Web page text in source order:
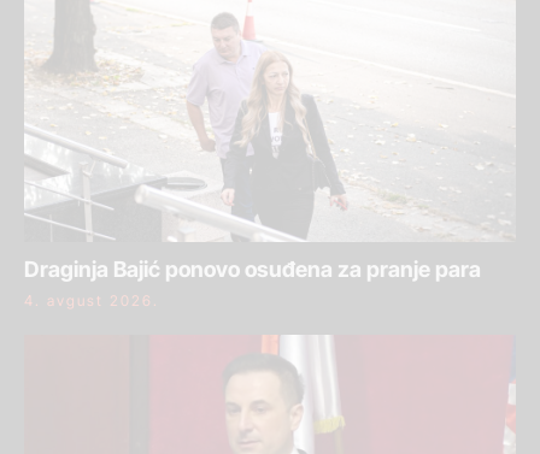
Draginja Bajić ponovo osuđena za pranje para
4. avgust 2026.